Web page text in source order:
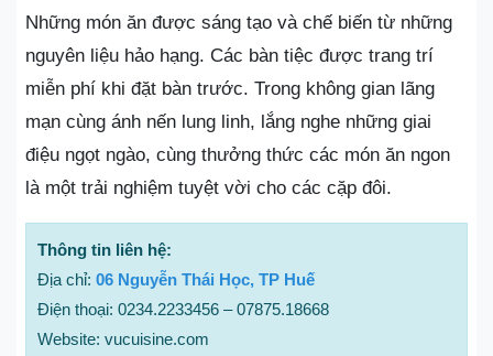
Những món ăn được sáng tạo và chế biến từ những
nguyên liệu hảo hạng. Các bàn tiệc được trang trí
miễn phí khi đặt bàn trước. Trong không gian lãng
mạn cùng ánh nến lung linh, lắng nghe những giai
điệu ngọt ngào, cùng thưởng thức các món ăn ngon
là một trải nghiệm tuyệt vời cho các cặp đôi.
Thông tin liên hệ:
Địa chỉ: 06 Nguyễn Thái Học, TP Huế
Điện thoại: 0234.2233456 – 07875.18668
Website: vucuisine.com